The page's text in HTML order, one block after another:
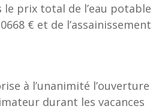
prix total de l’eau potable
€ et de l’assainissement
à l’unanimité l’ouverture
durant les vacances